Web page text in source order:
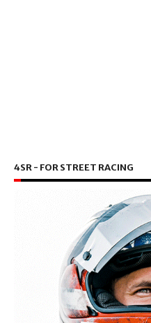
4SR - FOR STREET RACING